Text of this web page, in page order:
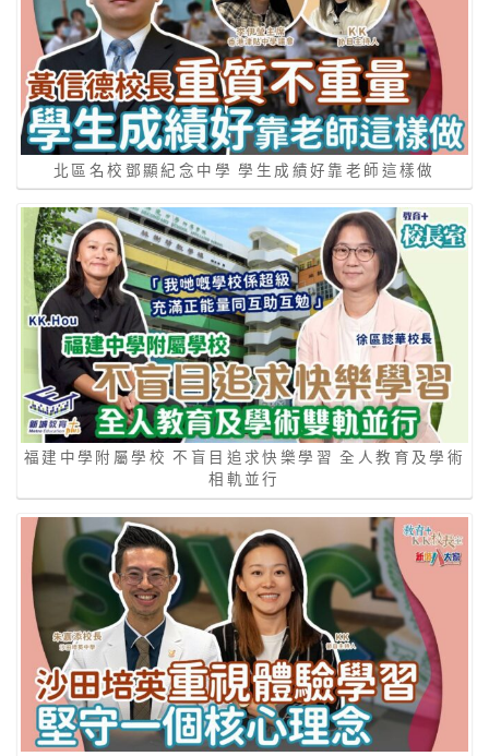
北區名校鄧顯紀念中學 學生成績好靠老師這樣做
福建中學附屬學校 不盲目追求快樂學習 全人教育及學術
相軌並行